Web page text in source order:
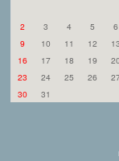
2
3 4 5 6
9
10 11 12 13
16
17 18 19 20
23
24 25 26
30
31